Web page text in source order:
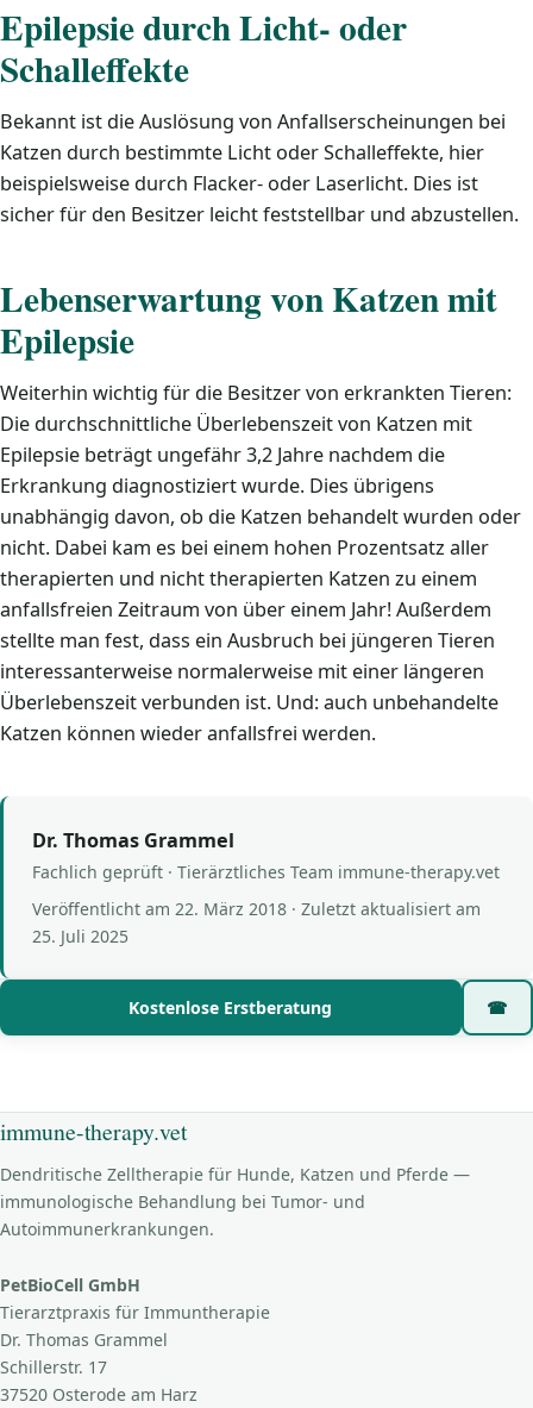
Epilepsie durch Licht- oder
Schalleffekte
Bekannt ist die Auslösung von Anfallserscheinungen bei
Katzen durch bestimmte Licht oder Schalleffekte, hier
beispielsweise durch Flacker- oder Laserlicht. Dies ist
sicher für den Besitzer leicht feststellbar und abzustellen.
Lebenserwartung von Katzen mit
Epilepsie
Weiterhin wichtig für die Besitzer von erkrankten Tieren:
Die durchschnittliche Überlebenszeit von Katzen mit
Epilepsie beträgt ungefähr 3,2 Jahre nachdem die
Erkrankung diagnostiziert wurde. Dies übrigens
unabhängig davon, ob die Katzen behandelt wurden oder
nicht. Dabei kam es bei einem hohen Prozentsatz aller
therapierten und nicht therapierten Katzen zu einem
anfallsfreien Zeitraum von über einem Jahr! Außerdem
stellte man fest, dass ein Ausbruch bei jüngeren Tieren
interessanterweise normalerweise mit einer längeren
Überlebenszeit verbunden ist. Und: auch unbehandelte
Katzen können wieder anfallsfrei werden.
Dr. Thomas Grammel
Fachlich geprüft · Tierärztliches Team immune-therapy.vet
Veröffentlicht am 22. März 2018 · Zuletzt aktualisiert am
25. Juli 2025
Kostenlose Erstberatung ☎
immune-therapy.vet
Dendritische Zelltherapie für Hunde, Katzen und Pferde —
immunologische Behandlung bei Tumor- und
Autoimmunerkrankungen.
PetBioCell GmbH
Tierarztpraxis für Immuntherapie
Dr. Thomas Grammel
Schillerstr. 17
37520 Osterode am Harz